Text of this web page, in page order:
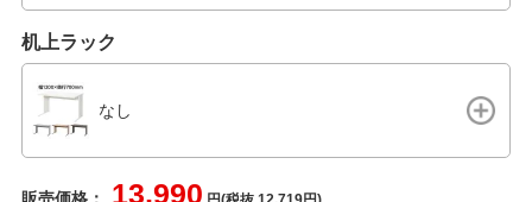
机上ラック
なし
13,990